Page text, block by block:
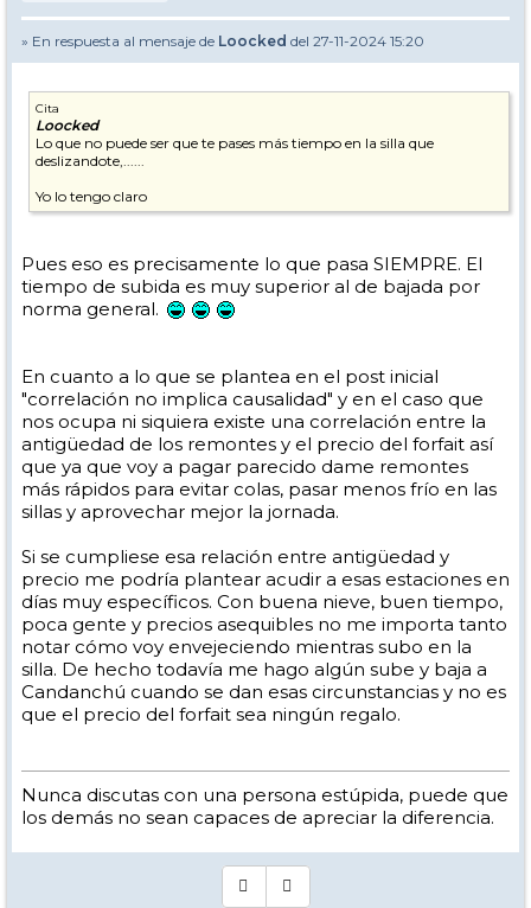
» En respuesta al mensaje de Loocked del 27-11-2024 15:20
Cita
Loocked
Lo que no puede ser que te pases más tiempo en la silla que
deslizandote,......
Yo lo tengo claro
Pues eso es precisamente lo que pasa SIEMPRE. El
tiempo de subida es muy superior al de bajada por
norma general.
En cuanto a lo que se plantea en el post inicial
"correlación no implica causalidad" y en el caso que
nos ocupa ni siquiera existe una correlación entre la
antigüedad de los remontes y el precio del forfait así
que ya que voy a pagar parecido dame remontes
más rápidos para evitar colas, pasar menos frío en las
sillas y aprovechar mejor la jornada.
Si se cumpliese esa relación entre antigüedad y
precio me podría plantear acudir a esas estaciones en
días muy específicos. Con buena nieve, buen tiempo,
poca gente y precios asequibles no me importa tanto
notar cómo voy envejeciendo mientras subo en la
silla. De hecho todavía me hago algún sube y baja a
Candanchú cuando se dan esas circunstancias y no es
que el precio del forfait sea ningún regalo.
Nunca discutas con una persona estúpida, puede que
los demás no sean capaces de apreciar la diferencia.